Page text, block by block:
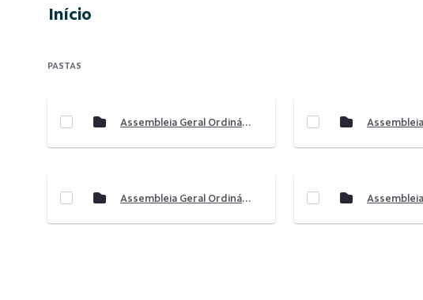
Início
PASTAS
Assembleia Geral Ordinária 2021
Assembleia Geral Ordinária 2024